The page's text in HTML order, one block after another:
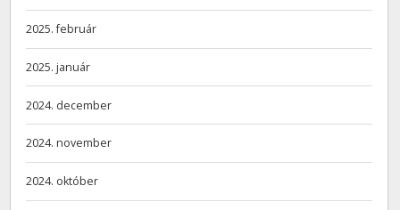
2025. február
2025. január
2024. december
2024. november
2024. október